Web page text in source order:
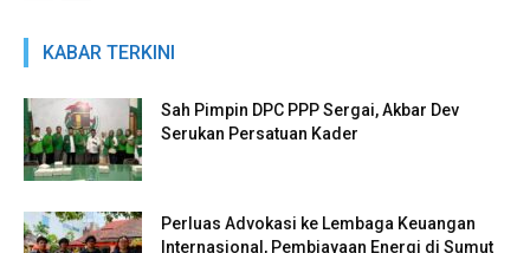
KABAR TERKINI
Sah Pimpin DPC PPP Sergai, Akbar Dev
Serukan Persatuan Kader
Perluas Advokasi ke Lembaga Keuangan
Internasional, Pembiayaan Energi di Sumut